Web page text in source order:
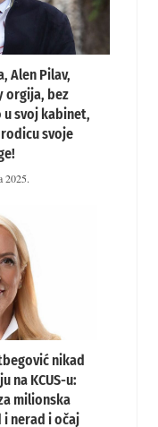
Alen Pilav,
orgija, bez
u svoj kabinet,
svoje
2025.
nikad
na KCUS-u:
milionska
i nerad i očaj